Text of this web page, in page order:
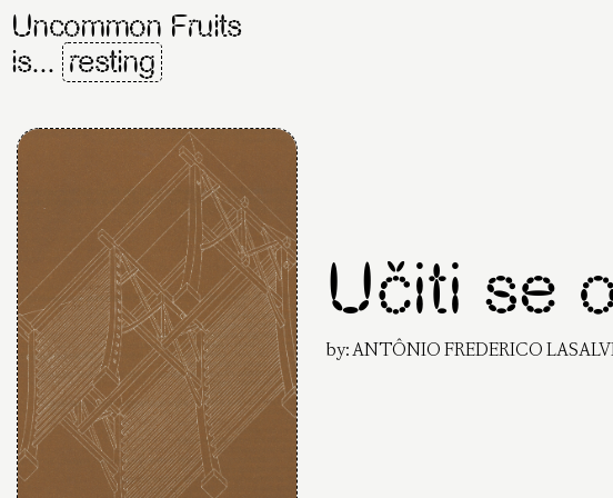
Uncommon Fruits
is... resting
Učiti se
by:ANTÔNIO FREDERICO